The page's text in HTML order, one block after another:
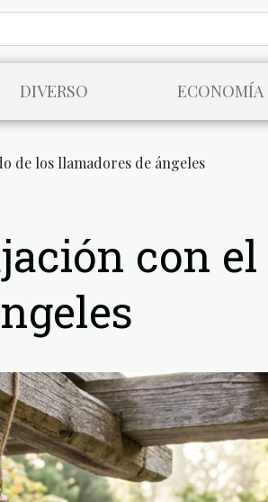
DIVERSO ECONOMÍA
de los llamadores de ángeles
con